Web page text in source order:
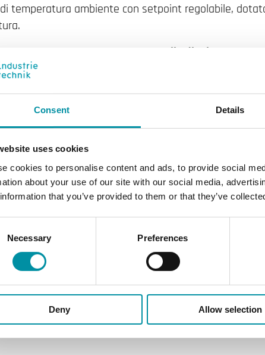
Consent Details
uses cookies
cookies to personalise content and ads, to provide social
about your use of our site with our social media,
that you’ve provided to them or that they’ve
Necessary Preferences
Deny Allow selection
temperatura ambiente con setpoint regolabile,
Intervallo di misura, temp
nominale
Beta 3416
Equivalente
2
temperatura ambiente con setpoint regolabile,
Intervallo di misura, temp
0…50 °C
nominale
Beta 3977
Equivalente
TAC